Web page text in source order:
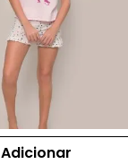
Adicionar